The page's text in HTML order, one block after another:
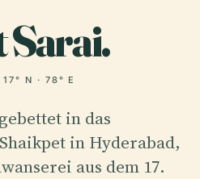
17° N · 78° E
in das
in Hyderabad,
aus dem 17.